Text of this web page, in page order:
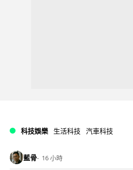
科技娛樂 生活科技 汽車科技
藍骨 16 小時